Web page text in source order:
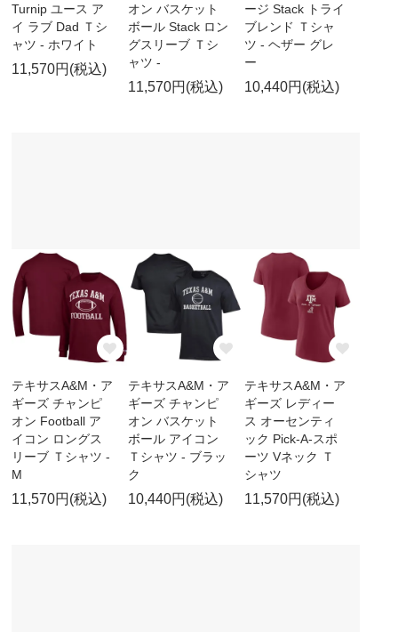
Turnip ユース ア
イ ラブ Dad Ｔシ
ャツ - ホワイト
11,570円(税込)
オン バスケット
ボール Stack ロン
グスリーブ Ｔシ
ャツ -
11,570円(税込)
ージ Stack トライ
ブレンド Ｔシャ
ツ - ヘザー グレ
ー
10,440円(税込)
テキサスA&M・ア
ギーズ チャンピ
オン Football ア
イコン ロングス
リーブ Ｔシャツ -
M
11,570円(税込)
テキサスA&M・ア
ギーズ チャンピ
オン バスケット
ボール アイコン
Ｔシャツ - ブラッ
ク
10,440円(税込)
テキサスA&M・ア
ギーズ レディー
ス オーセンティ
ック Pick-A-スポ
ーツ Vネック Ｔ
シャツ
11,570円(税込)